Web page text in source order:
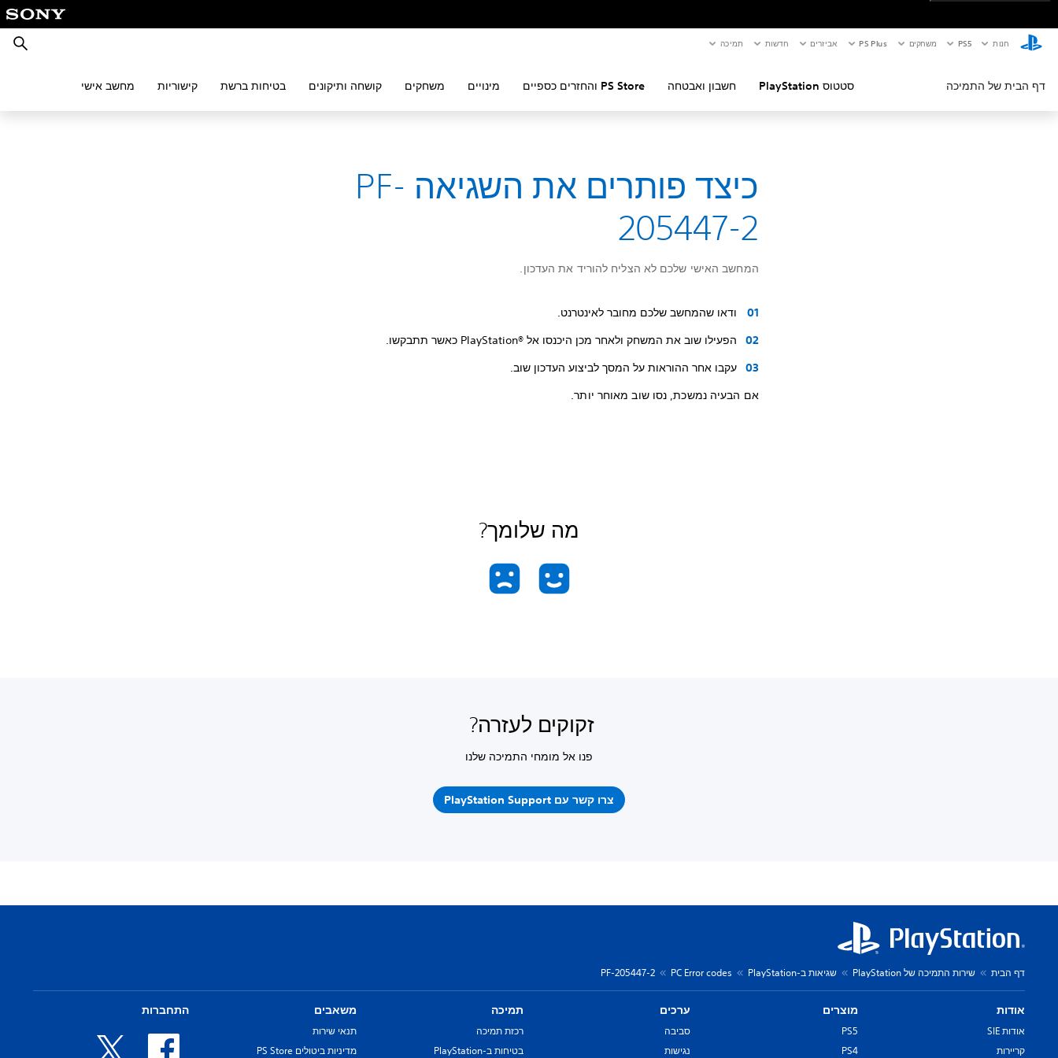
חנות PS5‏ משחקים PS Plus אביזרים חדשות תמיכה
חיפוש
דף הבית של התמיכה סטטוס PlayStation חשבון ואבטחה PS Store והחזרים כספיים מינויים משחקים קושחה ותיקונים בטיחות ברשת קישוריות מחשב אישי
כיצד פותרים את השגיאה PF-
205447-2
המחשב האישי שלכם לא הצליח להוריד את העדכון.
ודאו שהמחשב שלכם מחובר לאינטרנט.
הפעילו שוב את המשחק ולאחר מכן היכנסו אל PlayStation®‎ כאשר תתבקשו.
עקבו אחר ההוראות על המסך לביצוע העדכון שוב.
אם הבעיה נמשכת, נסו שוב מאוחר יותר.
מה שלומך?
זקוקים לעזרה?
פנו אל מומחי התמיכה שלנו
צרו קשר עם PlayStation Support
דף הבית שירות התמיכה של PlayStation שגיאות ב-PlayStation PC Error codes
PF-205447-2
אודות
אודות SIE
קריירות
מוצרים
PS5
PS4
ערכים
סביבה
נגישות
תמיכה
רכזת תמיכה
בטיחות ב-PlayStation
משאבים
תנאי שירות
מדיניות ביטולים PS Store
התחברות